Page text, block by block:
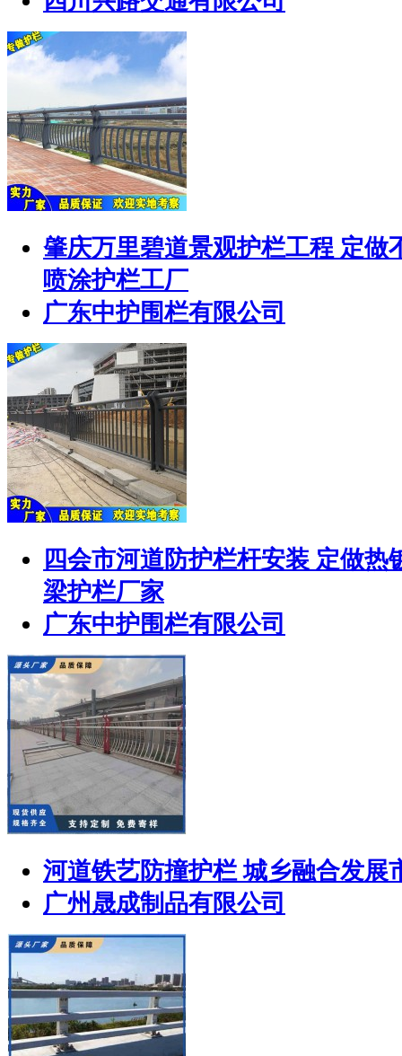
肇庆万里碧道景观护栏工程 定做
喷涂护栏工厂
广东中护围栏有限公司
四会市河道防护栏杆安装 定做
梁护栏厂家
广东中护围栏有限公司
河道铁艺防撞护栏 城乡融合发展
广州晟成制品有限公司